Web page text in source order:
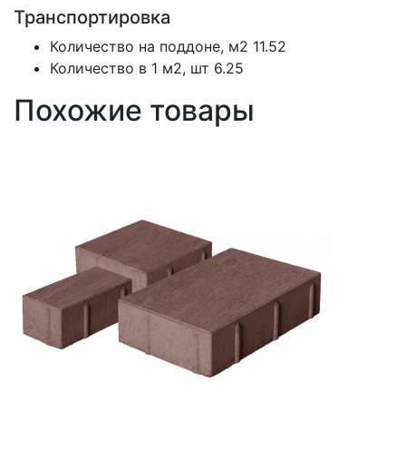
Транспортировка
Количество на поддоне, м2 11.52
Количество в 1 м2, шт 6.25
Похожие товары